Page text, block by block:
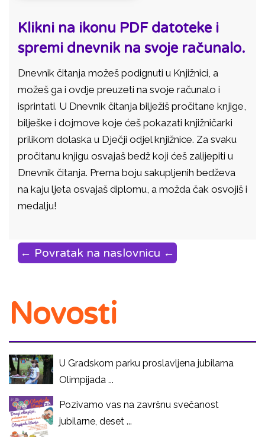
Klikni na ikonu PDF datoteke i
spremi dnevnik na svoje računalo.
Dnevnik čitanja možeš podignuti u Knjižnici, a
možeš ga i ovdje preuzeti na svoje računalo i
isprintati. U Dnevnik čitanja bilježiš pročitane knjige,
bilješke i dojmove koje ćeš pokazati knjižničarki
prilikom dolaska u Dječji odjel knjižnice. Za svaku
pročitanu knjigu osvajaš bedž koji ćeš zalijepiti u
Dnevnik čitanja. Prema boju sakupljenih bedževa
na kaju ljeta osvajaš diplomu, a možda čak osvojiš i
medalju!
← Povratak na naslovnicu ←
Novosti
U Gradskom parku proslavljena jubilarna
Olimpijada ...
Pozivamo vas na završnu svečanost
jubilarne, deset ...